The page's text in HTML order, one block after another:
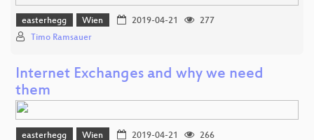
easterhegg Wien 2019-04-21
277
Timo Ramsauer
Internet Exchanges and why we need
them
easterhegg Wien 2019-04-21 266